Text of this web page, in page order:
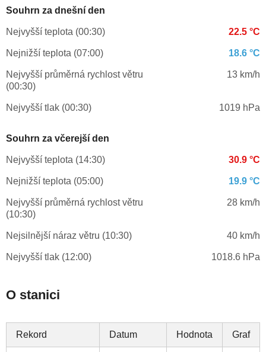
Souhrn za dnešní den
Nejvyšší teplota (00:30) 22.5 °C
Nejnižší teplota (07:00) 18.6 °C
Nejvyšší průměrná rychlost větru
(00:30)
13 km/h
Nejvyšší tlak (00:30) 1019 hPa
Souhrn za včerejší den
Nejvyšší teplota (14:30) 30.9 °C
Nejnižší teplota (05:00) 19.9 °C
Nejvyšší průměrná rychlost větru
(10:30)
28 km/h
Nejsilnější náraz větru (10:30) 40 km/h
Nejvyšší tlak (12:00) 1018.6 hPa
O stanici
Rekord Datum Hodnota Graf